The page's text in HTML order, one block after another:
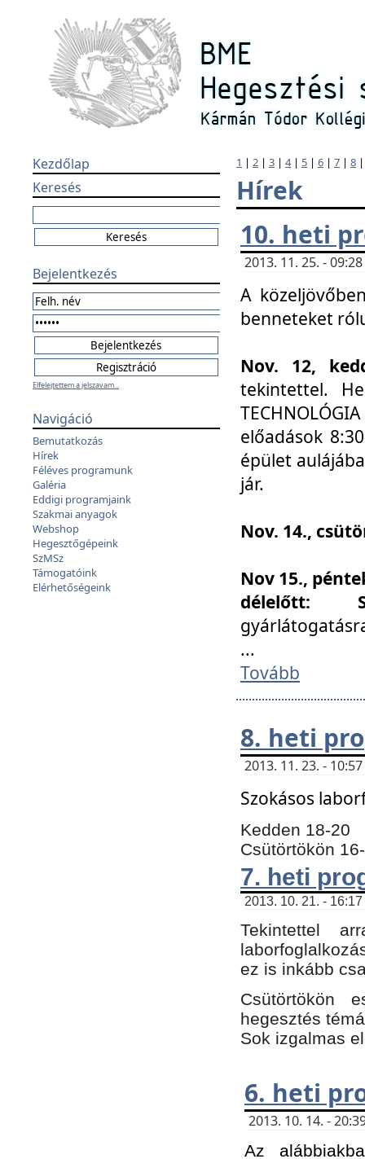
Kezdőlap
Keresés
Bejelentkezés
Elfelejtettem a jelszavam...
Navigáció
Bemutatkozás
Hírek
Féléves programunk
Galéria
Eddigi programjaink
Szakmai anyagok
Webshop
Hegesztőgépeink
SzMSz
Támogatóink
Elérhetőségeink
1 | 2 | 3 | 4| 5 | 6 | 7 | 8
Hírek
10. heti
2013. 11. 25. -
A
benneteket
Nov. 12,
tekintettel.
előadások
épület
jár.
Nov. 14.,
Nov 15.,
délelőtt:
...
Tovább
8. heti
2013. 11. 23. -
Szokásos
Kedden 18-20
Csütörtökön
7. heti
2013. 10. 21. -
Tekintettel
ez is inkább
Csütörtökön
hegesztés
Sok izgalmas
6. heti
2013. 10. 14. -
Az